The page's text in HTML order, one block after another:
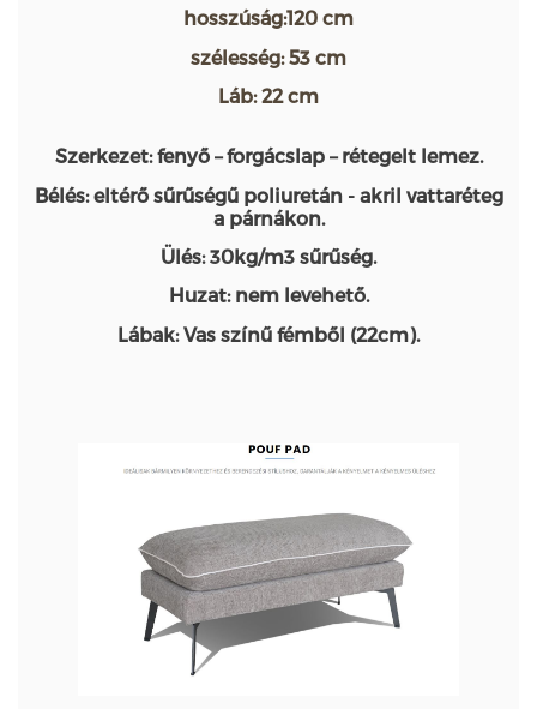
hosszúság:120 cm
szélesség: 53 cm
Láb: 22 cm
Szerkezet: fenyő – forgácslap – rétegelt lemez.
Bélés: eltérő sűrűségű poliuretán - akril vattaréteg
a párnákon.
Ülés: 30kg/m3 sűrűség.
Huzat: nem levehető.
Lábak: Vas színű fémből (22cm).